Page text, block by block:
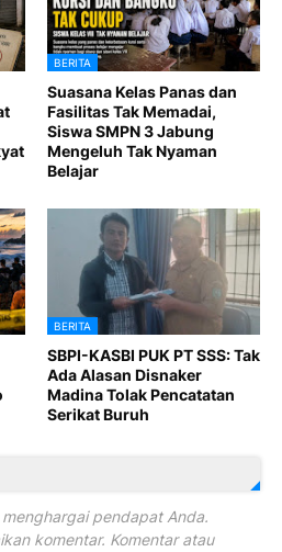
BERITA
Suasana Kelas Panas dan
Fasilitas Tak Memadai,
Siswa SMPN 3 Jabung
Mengeluh Tak Nyaman
Belajar
BERITA
SBPI-KASBI PUK PT SSS: Tak
Ada Alasan Disnaker
Madina Tolak Pencatatan
Serikat Buruh
pendapat Anda.
komentar. Komentar atau